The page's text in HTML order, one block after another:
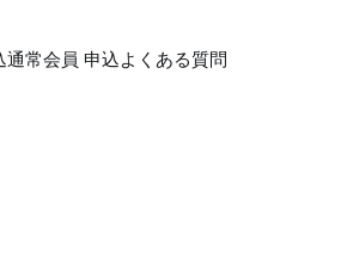
通常会員 申込よくある質問